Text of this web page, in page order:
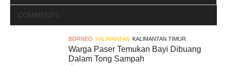
COMMENTS
BORNEO KALIMANTAN KALIMANTAN TIMUR
Warga Paser Temukan Bayi Dibuang
Dalam Tong Sampah